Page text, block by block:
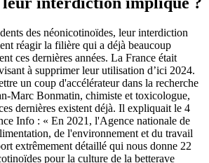
des néonicotinoïdes, leur interdiction
réagir la filière qui a déjà beaucoup
ces dernières années. La France était
à supprimer leur utilisation d’ici 2024.
un coup d'accélérateur dans la recherche
Marc Bonmatin, chimiste et toxicologue,
dernières existent déjà. Il expliquait le 4
Info : « En 2021, l'Agence nationale de
de l'environnement et du travail
extrêmement détaillé qui nous donne 22
pour la culture de la betterave